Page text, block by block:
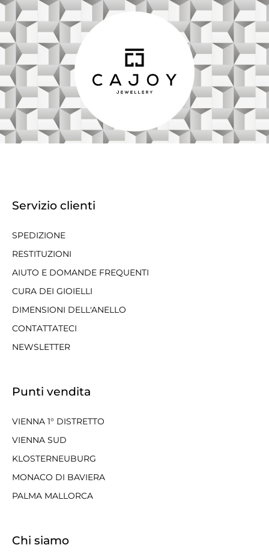
Servizio clienti
SPEDIZIONE
RESTITUZIONI
AIUTO E DOMANDE FREQUENTI
CURA DEI GIOIELLI
DIMENSIONI DELL'ANELLO
CONTATTATECI
NEWSLETTER
Punti vendita
VIENNA 1° DISTRETTO
VIENNA SUD
KLOSTERNEUBURG
MONACO DI BAVIERA
PALMA MALLORCA
Chi siamo